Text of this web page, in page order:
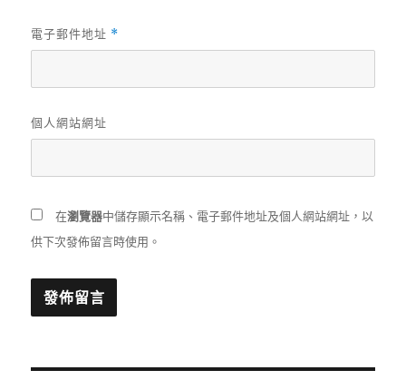
電子郵件地址 *
個人網站網址
在瀏覽器中儲存顯示名稱、電子郵件地址及個人網站網址，以
供下次發佈留言時使用。